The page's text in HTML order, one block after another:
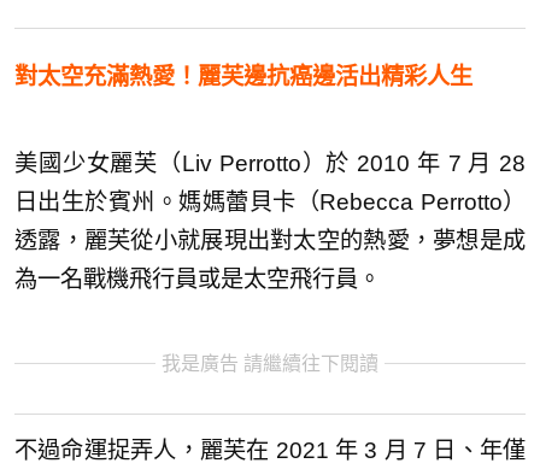
對太空充滿熱愛！麗芙邊抗癌邊活出精彩人生
美國少女麗芙（Liv Perrotto）於 2010 年 7 月 28
日出生於賓州。媽媽蕾貝卡（Rebecca Perrotto）
透露，麗芙從小就展現出對太空的熱愛，夢想是成
為一名戰機飛行員或是太空飛行員。
我是廣告 請繼續往下閱讀
不過命運捉弄人，麗芙在 2021 年 3 月 7 日、年僅